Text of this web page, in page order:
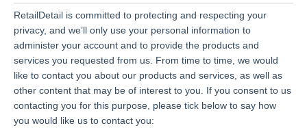
RetailDetail is committed to protecting and respecting your
privacy, and we’ll only use your personal information to
administer your account and to provide the products and
services you requested from us. From time to time, we would
like to contact you about our products and services, as well as
other content that may be of interest to you. If you consent to us
contacting you for this purpose, please tick below to say how
you would like us to contact you: